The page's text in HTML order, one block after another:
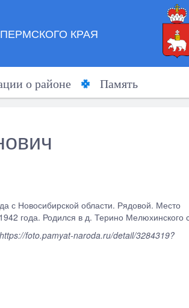
КРАЯ
о районе Память
с Новосибирской области. Рядовой. Место
года. Родился в д. Терино Мелюхинского
foto.pamyat-naroda.ru/detail/3284319?